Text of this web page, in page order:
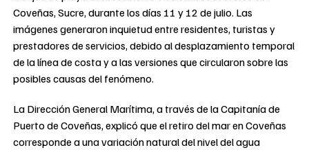
Coveñas, Sucre, durante los días 11 y 12 de julio. Las
imágenes generaron inquietud entre residentes, turistas y
prestadores de servicios, debido al desplazamiento temporal
de la línea de costa y a las versiones que circularon sobre las
posibles causas del fenómeno.
La Dirección General Marítima, a través de la Capitanía de
Puerto de Coveñas, explicó que el retiro del mar en Coveñas
corresponde a una variación natural del nivel del agua